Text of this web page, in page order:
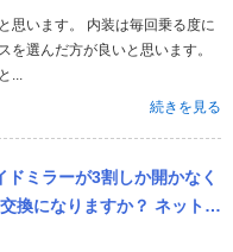
思います。 内装は毎回乗る度に
を選んだ方が良いと思います。
...
続きを見る
ミラーが3割しか開かなく
換になりますか？ ネットで
）とも記載されてまし